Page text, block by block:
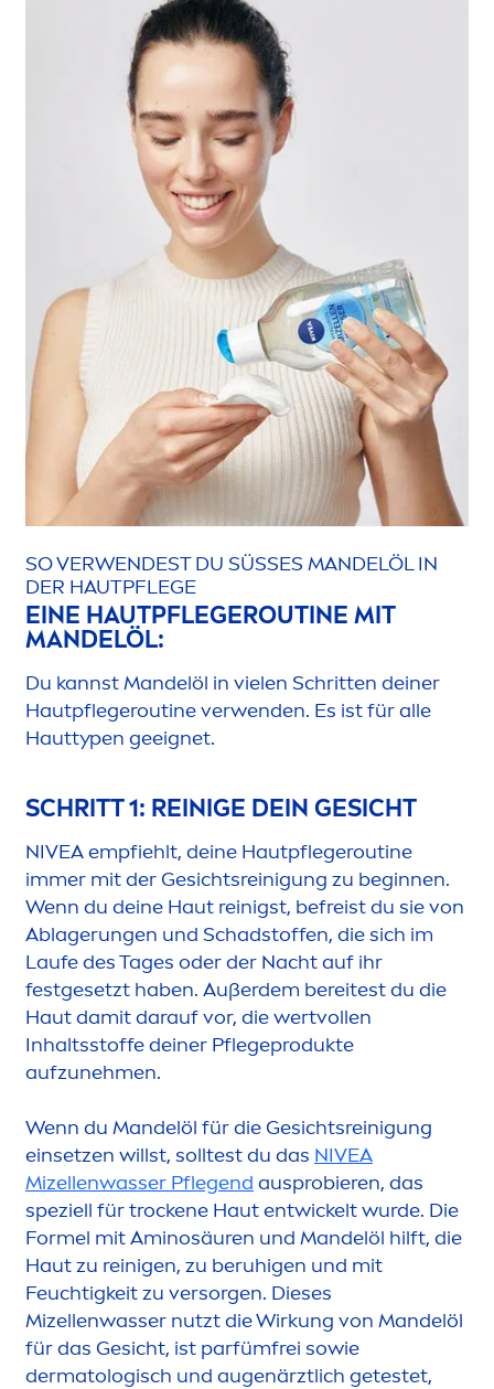
SO VERWENDEST DU SÜSSES MANDELÖL IN D
ER HAUTPFLEGE
EINE HAUTPFLEGEROUTINE MIT
MANDELÖL:
Du kannst Mandelöl in vielen Schritten deiner
Hautpflegeroutine verwenden. Es ist für alle
Hauttypen geeignet.
SCHRITT 1: REINIGE DEIN GESICHT
NIVEAempfiehlt, deine Hautpflegeroutine
immer mit der Gesichtsreinigung zu beginnen.
Wenn du deine Haut reinigst, befreist du sie von
Ablagerungen und Schadstoffen, die sich im
Laufe des Tages oder der Nacht auf ihr
festgesetzt haben. Außerdem bereitest du die
Haut damit darauf vor, die wertvollen
Inhaltsstoffe deiner Pflegeprodukte
aufzunehmen.
Wenn du Mandelöl für die Gesichtsreinigung
einsetzen willst, solltest du das NIVEA
Mizellenwasser Pflegend ausprobieren, das
speziell für trockene Haut entwickelt wurde. Die
Formel mit Aminosäuren und Mandelöl hilft, die
Haut zu reinigen, zu beruhigen und mit
Feuchtigkeit zu versorgen. Dieses
Mizellenwasser nutzt die Wirkung von Mandelöl
für das Gesicht, ist parfümfrei sowie
dermatologisch und augenärztlich getestet,